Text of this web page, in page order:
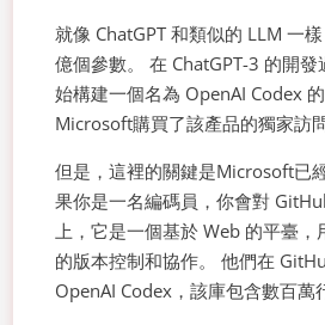
就像 ChatGPT 和類似的 LLM 一
億個參數。 在 ChatGPT-3 的開
始構建一個名為 OpenAI Codex 的
Microsoft購買了該產品的獨家訪
但是，這裡的關鍵是Microsoft已
果你是一名編碼員，你會對
上，它是一個基於 Web 的平臺，
的版本控制和協作。 他們在
OpenAI Codex，該庫包含數百萬